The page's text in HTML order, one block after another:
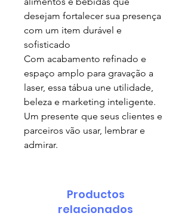
desejam fortalecer sua presença
com um item durável e
sofisticado
Com acabamento refinado e
espaço amplo para gravação a
laser, essa tábua une utilidade,
beleza e marketing inteligente.
Um presente que seus clientes e
parceiros vão usar, lembrar e
admirar.
Productos
relacionados